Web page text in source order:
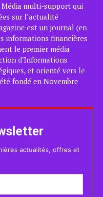
multi-support qui
sur l’actualité
est un journal (en
informations financières
le premier média
d’Informations
et orienté vers le
fondé en Novembre
actualités, offres et